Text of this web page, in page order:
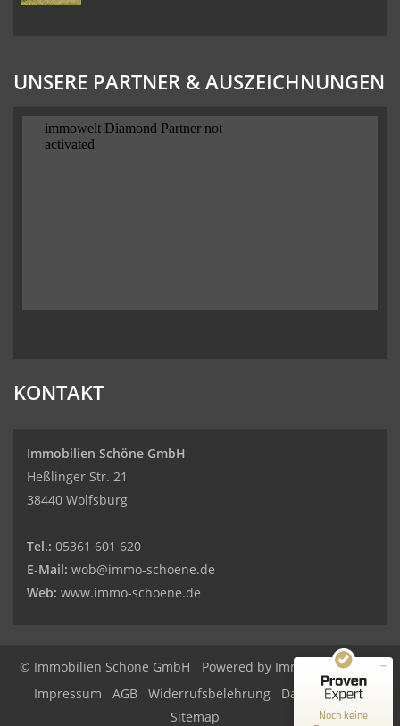
UNSERE PARTNER & AUSZEICHNUNGEN
KONTAKT
Immobilien Schöne GmbH
Heßlinger Str. 21
38440 Wolfsburg
Tel.: 05361 601 620
E-Mail: wob@immo-schoene.de
Web: www.immo-schoene.de
© Immobilien Schöne GmbH Powered by Immonia GmbH
Impressum
AGB Widerrufsbelehrung
Datenschutz
Sitemap
Noch keine
MANGELHAFT